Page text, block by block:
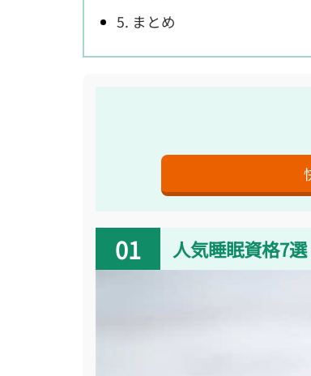
5. まとめ
人気睡眠資格7